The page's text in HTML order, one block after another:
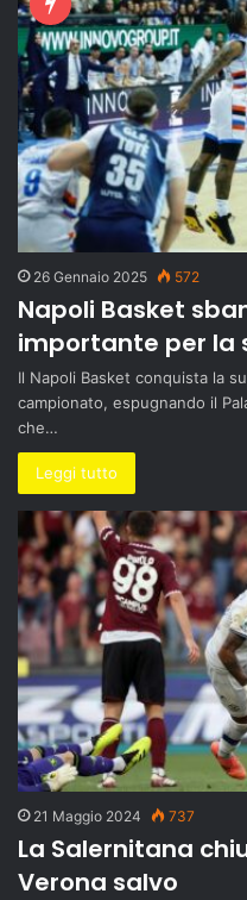
26 Gennaio 2025 572
Napoli Basket
importante per la
Il Napoli Basket conquista la
campionato, espugnando il
che…
Leggi tutto
21 Maggio 2024 737
La Salernitana
Verona salvo